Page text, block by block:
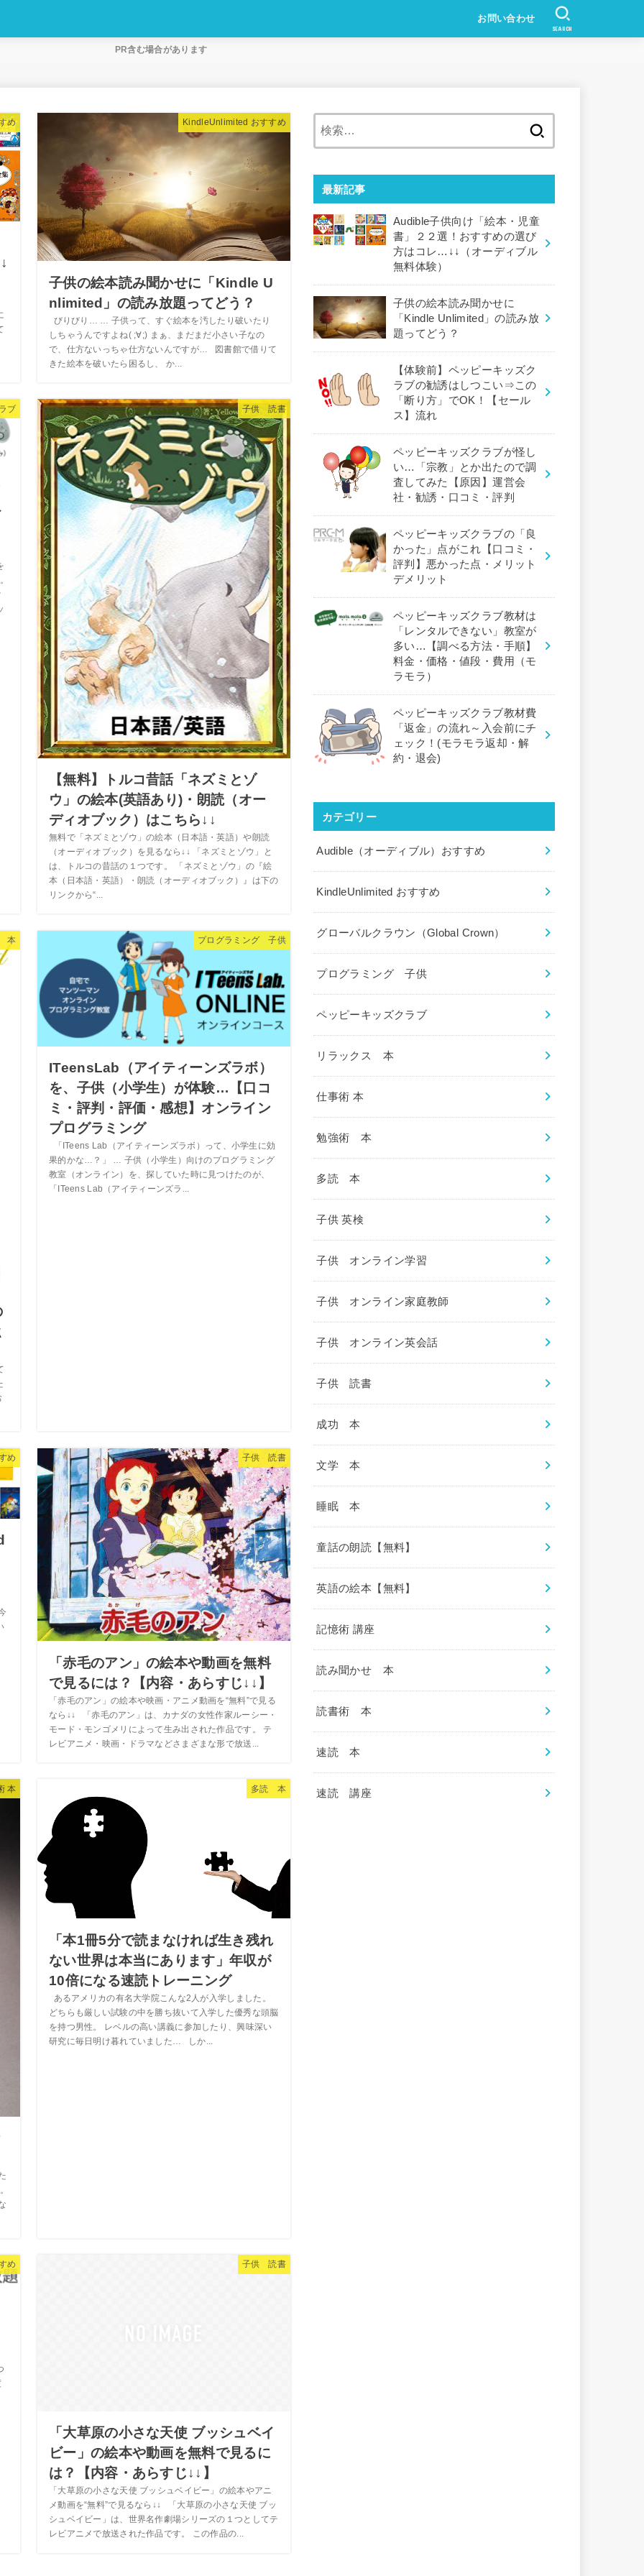
お問い合わせ
SEARCH
PR含む場合があります
め KindleUnlimited おすすめ
子供の絵本読み聞かせに「Kindle U
nlimited」の読み放題ってどう？
びりびり… … 子供って、すぐ絵本を汚したり破いたり
しちゃうんですよね( ;∀;) まぁ、まだまだ小さい子なの
で、仕方ないっちゃ仕方ないんですが… 図書館で借りて
きた絵本を破いたら困るし、 か...
ブ 子供 読書
【無料】トルコ昔話「ネズミとゾ
ウ」の絵本(英語あり)・朗読（オー
ディオブック）はこちら↓↓
無料で「ネズミとゾウ」の絵本（日本語・英語）や朗読
（オーディオブック）を見るなら↓↓ 「ネズミとゾウ」と
は、トルコの昔話の１つです。 「ネズミとゾウ」の『絵
本（日本語・英語）・朗読（オーディオブック）』は下の
リンクから“...
本 プログラミング 子供
ITeensLab（アイティーンズラボ）
を、子供（小学生）が体験…【口コ
ミ・評判・評価・感想】オンライン
プログラミング
「ITeens Lab（アイティーンズラボ）って、小学生に効
果的かな…？」 … 子供（小学生）向けのプログラミング
教室（オンライン）を、探していた時に見つけたのが、
「ITeens Lab（アイティーンズラ...
め 子供 読書
「赤毛のアン」の絵本や動画を無料
で見るには？【内容・あらすじ↓↓】
「赤毛のアン」の絵本や映画・アニメ動画を“無料”で見る
なら↓↓ 「赤毛のアン」は、カナダの女性作家ルーシー・
モード・モンゴメリによって生み出された作品です。 テ
レビアニメ・映画・ドラマなどさまざまな形で放送...
本 多読 本
「本1冊5分で読まなければ生き残れ
ない世界は本当にあります」年収が
10倍になる速読トレーニング
あるアメリカの有名大学院こんな2人が入学しました。
どちらも厳しい試験の中を勝ち抜いて入学した優秀な頭脳
を持つ男性。 レベルの高い講義に参加したり、興味深い
研究に毎日明け暮れていました… しか...
め 子供 読書
「大草原の小さな天使 ブッシュベイ
ビー」の絵本や動画を無料で見るに
は？【内容・あらすじ↓↓】
「大草原の小さな天使 ブッシュベイビー」の絵本やアニ
メ動画を“無料”で見るなら↓↓ 「大草原の小さな天使 ブッ
シュベイビー」は、世界名作劇場シリーズの１つとしてテ
レビアニメで放送された作品です。 この作品の...
最新記事
Audible子供向け「絵本・児童
書」２２選！おすすめの選び
方はコレ…↓↓（オーディブル
無料体験）
子供の絵本読み聞かせに
「Kindle Unlimited」の読み放
題ってどう？
【体験前】ペッピーキッズク
ラブの勧誘はしつこい⇒この
「断り方」でOK！【セール
ス】流れ
ペッピーキッズクラブが怪し
い…「宗教」とか出たので調
査してみた【原因】運営会
社・勧誘・口コミ・評判
ペッピーキッズクラブの「良
かった」点がこれ【口コミ・
評判】悪かった点・メリット
デメリット
ペッピーキッズクラブ教材は
「レンタルできない」教室が
多い…【調べる方法・手順】
料金・価格・値段・費用（モ
ラモラ）
ペッピーキッズクラブ教材費
「返金」の流れ～入会前にチ
ェック！(モラモラ返却・解
約・退会)
カテゴリー
Audible（オーディブル）おすすめ
KindleUnlimited おすすめ
グローバルクラウン（Global Crown）
プログラミング 子供
ペッピーキッズクラブ
リラックス 本
仕事術 本
勉強術 本
多読 本
子供 英検
子供 オンライン学習
子供 オンライン家庭教師
子供 オンライン英会話
子供 読書
成功 本
文学 本
睡眠 本
童話の朗読【無料】
英語の絵本【無料】
記憶術 講座
読み聞かせ 本
読書術 本
速読 本
速読 講座